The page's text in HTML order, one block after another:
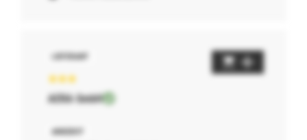
AERA GmbH